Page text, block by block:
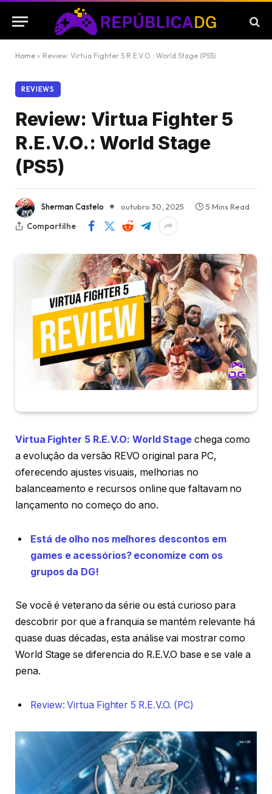
Home » Review: Virtua Fighter 5 R.E.V.O.: World Stage (PS5)
REVIEWS
Review: Virtua Fighter 5
R.E.V.O.: World Stage
(PS5)
Sherman Castelo outubro 30, 2025
5 Mins Read
Compartilhe
Virtua Fighter 5 R.E.V.O: World Stage chega como
a evolução da versão REVO original para PC,
oferecendo ajustes visuais, melhorias no
balanceamento e recursos online que faltavam no
lançamento no começo do ano.
Está de olho nos melhores descontos em
games e acessórios? economize com os
grupos da DG!
Se você é veterano da série ou está curioso para
descobrir por que a franquia se mantém relevante há
quase duas décadas, esta análise vai mostrar como
World Stage se diferencia do R.E.V.O base e se vale a
pena.
Review: Virtua Fighter 5 R.E.V.O. (PC)